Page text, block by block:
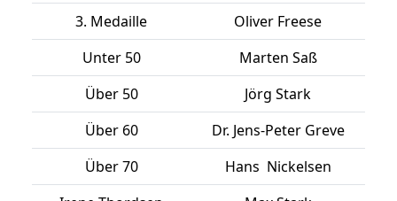
3. Medaille
Oliver Freese
Unter 50
Marten Saß
Über 50
Jörg Stark
Über 60
Dr. Jens-Peter Greve
Über 70
Hans Nickelsen